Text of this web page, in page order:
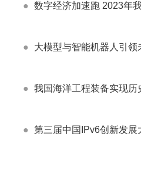
● 数字经济加速跑 2023年我国数字经济核心产
● 大模型与智能机器人引领未来：2024
● 我国海洋工程装备实现历史性突破：西江30-2B钻
● 第三届中国IPv6创新发展大会在京